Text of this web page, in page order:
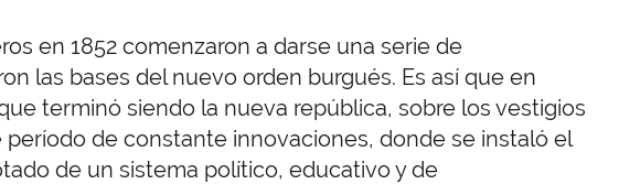
en 1852 comenzaron a darse una serie de
las bases del nuevo orden burgués. Es así que en
terminó siendo la nueva república, sobre los vestigios
período de constante innovaciones, donde se instaló el
de un sistema político, educativo y de